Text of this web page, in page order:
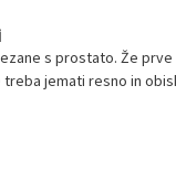
s prostato. Že prve
jemati resno in